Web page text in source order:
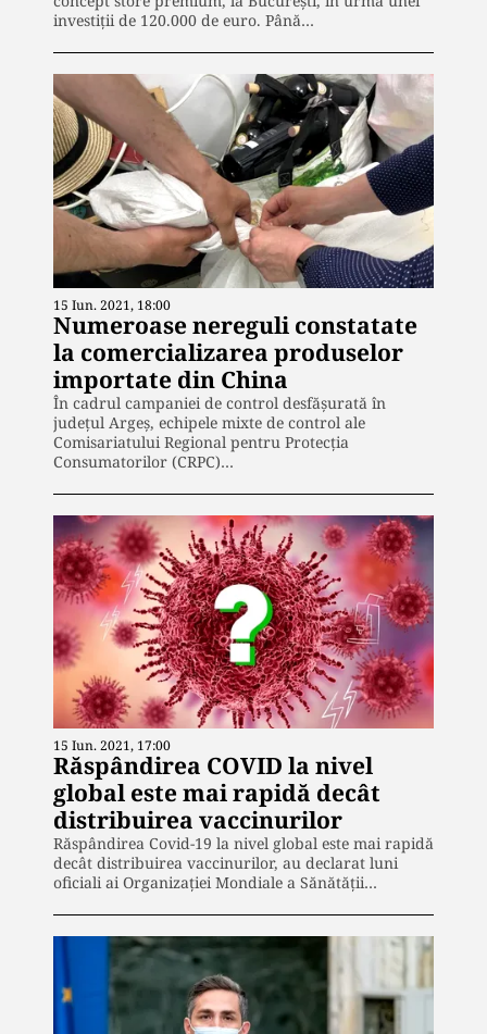
investiții de 120.000 de euro. Până…
15 Iun. 2021, 18:00
Numeroase nereguli constatate
la comercializarea produselor
importate din China
În cadrul campaniei de control desfășurată în
județul Argeș, echipele mixte de control ale
Comisariatului Regional pentru Protecția
Consumatorilor (CRPC)…
15 Iun. 2021, 17:00
Răspândirea COVID la nivel
global este mai rapidă decât
distribuirea vaccinurilor
Răspândirea Covid-19 la nivel global este mai rapidă
decât distribuirea vaccinurilor, au declarat luni
oficiali ai Organizaţiei Mondiale a Sănătăţii…